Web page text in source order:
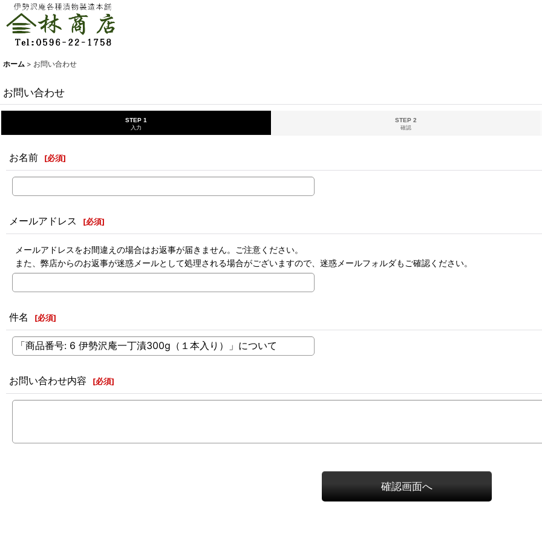
ホーム > お問い合わせ
お問い合わせ
STEP 1
入力
STEP 2
確認
お名前 [必須]
メールアドレス [必須]
メールアドレスをお間違えの場合はお返事が届きません。ご注意ください。
また、弊店からのお返事が迷惑メールとして処理される場合がございますので、迷惑メールフォルダもご確認ください。
件名 [必須]
お問い合わせ内容 [必須]
確認画面へ